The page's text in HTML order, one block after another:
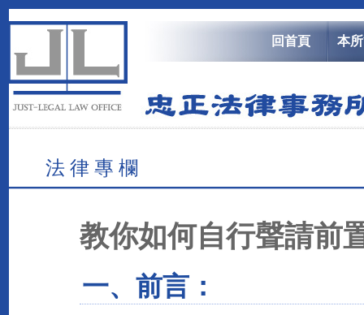
回首頁 本
法 律 專 欄
教你如何自行聲請前
一、前言：